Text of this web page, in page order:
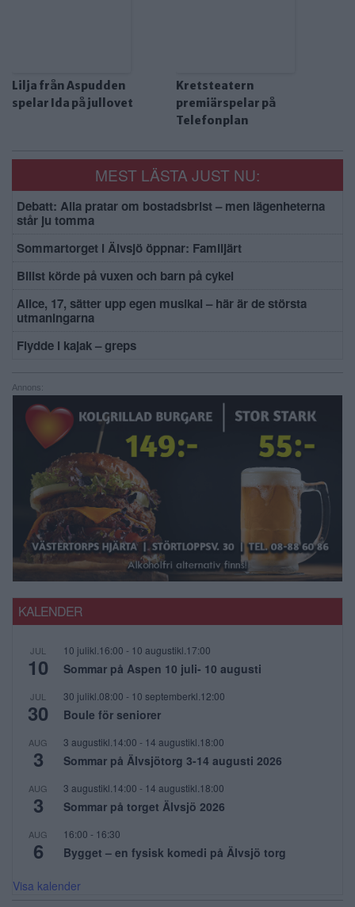
Lilja från Aspudden
spelar Ida på jullovet
Kretsteatern
premiärspelar på
Telefonplan
MEST LÄSTA JUST NU:
Debatt: Alla pratar om bostadsbrist – men lägenheterna
står ju tomma
Sommartorget i Älvsjö öppnar: Familjärt
Bilist körde på vuxen och barn på cykel
Alice, 17, sätter upp egen musikal – här är de största
utmaningarna
Flydde i kajak – greps
Annons:
KALENDER
JUL
10
10 julikl.16:00 - 10 augustikl.17:00
Sommar på Aspen 10 juli- 10 augusti
JUL
30
30 julikl.08:00 - 10 septemberkl.12:00
Boule för seniorer
AUG
3
3 augustikl.14:00 - 14 augustikl.18:00
Sommar på Älvsjötorg 3-14 augusti 2026
AUG
3
3 augustikl.14:00 - 14 augustikl.18:00
Sommar på torget Älvsjö 2026
AUG
6
16:00 - 16:30
Bygget – en fysisk komedi på Älvsjö torg
Visa kalender